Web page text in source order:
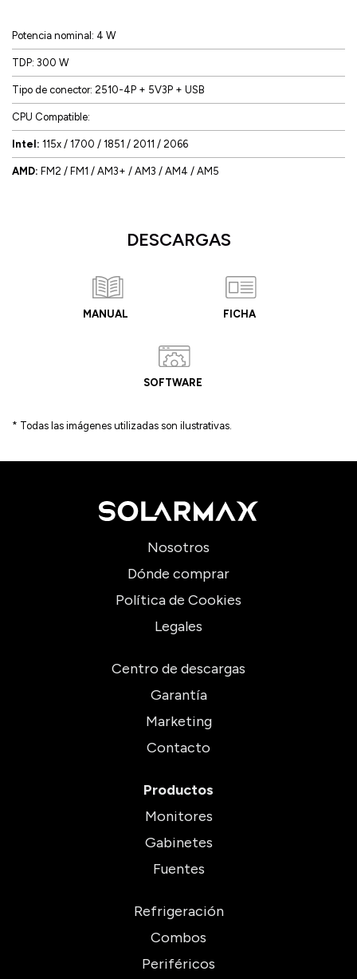
Potencia nominal: 4 W
TDP: 300 W
Tipo de conector: 2510-4P + 5V3P + USB
CPU Compatible:
Intel: 115x / 1700 / 1851 / 2011 / 2066
AMD: FM2 / FM1 / AM3+ / AM3 / AM4 / AM5
DESCARGAS
MANUAL FICHA
SOFTWARE
* Todas las imágenes utilizadas son ilustrativas.
Nosotros
Dónde comprar
Política de Cookies
Legales
Centro de descargas
Garantía
Marketing
Contacto
Productos
Monitores
Gabinetes
Fuentes
Refrigeración
Combos
Periféricos